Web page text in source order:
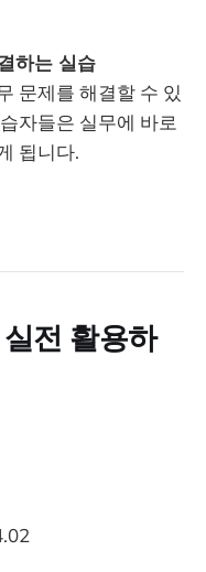
하는 실습
문제를 해결할 수 있
자들은 실무에 바로
됩니다.
전 활용하